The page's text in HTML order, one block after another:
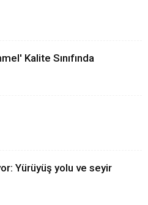
Kalite Sınıfında
Yürüyüş yolu ve seyir